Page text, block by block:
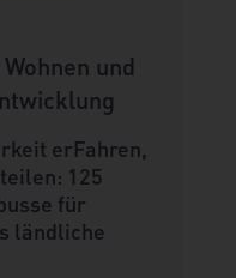
und
erFahren,
125
für
ländliche